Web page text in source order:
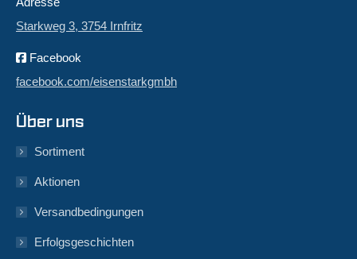
Starkweg 3, 3754 Irnfritz
Facebook
facebook.com/eisenstarkgmbh
Über uns
Sortiment
Aktionen
Versandbedingungen
Erfolgsgeschichten